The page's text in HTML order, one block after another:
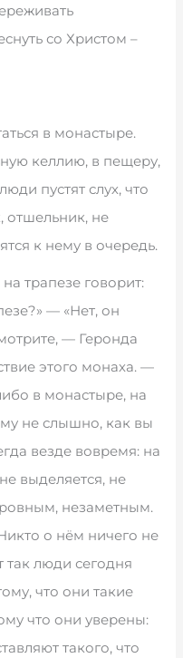
со Христом –
в монастыре.
келлию, в пещеру,
пустят слух, что
отшельник, не
к нему в очередь.
трапезе говорит:
— «Нет, он
— Геронда
этого монаха. —
в монастыре, на
не слышно, как вы
везде вовремя: на
выделяется, не
ровным, незаметным.
о нём ничего не
так люди сегодня
что они такие
что они уверены:
такого, что